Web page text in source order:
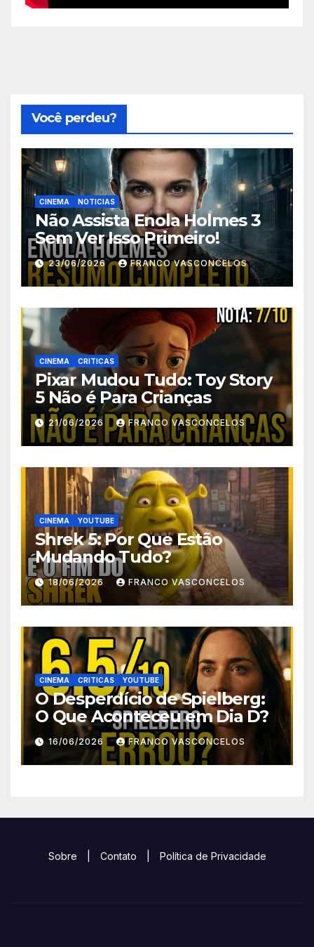
Você perdeu?
CINEMA NOTICIAS
Não Assista Enola Holmes 3
Sem Ver Isso Primeiro!
23/06/2026 FRANCO VASCONCELOS
CINEMA CRITICAS
Pixar Mudou Tudo: Toy Story
5 Não é Para Crianças
21/06/2026 FRANCO VASCONCELOS
CINEMA YOUTUBE
Shrek 5: Por Que Estão
Mudando Tudo?
18/06/2026 FRANCO VASCONCELOS
CINEMA CRITICAS YOUTUBE
O Desperdício de Spielberg:
O Que Aconteceu em Dia D?
16/06/2026 FRANCO VASCONCELOS
Sobre Contato Política de Privacidade